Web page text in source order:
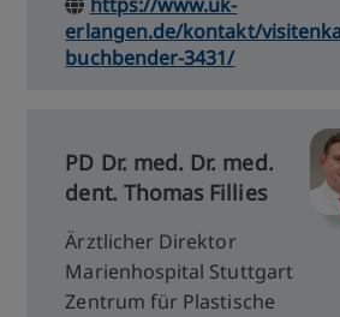
erlangen.de/kontakt/
buchbender-3431/
PD Dr. med. Dr. med.
dent. Thomas Fillies
Ärztlicher Direktor
Marienhospital Stuttgart
Zentrum für Plastische